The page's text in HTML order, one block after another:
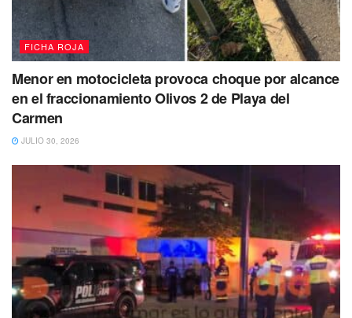
FICHA ROJA
Menor en motocicleta provoca choque por alcance
en el fraccionamiento Olivos 2 de Playa del
Carmen
JULIO 30, 2026